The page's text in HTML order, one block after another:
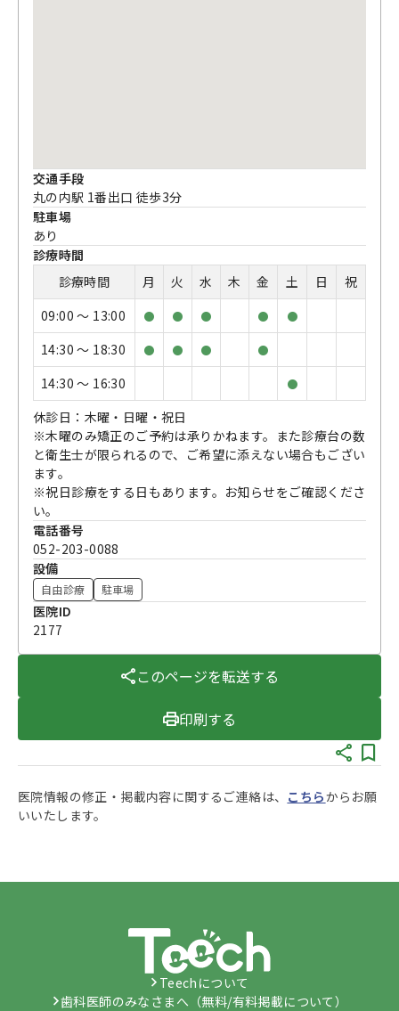
交通手段
丸の内駅 1番出口 徒歩3分
駐車場
あり
診療時間
診療時間
月 火 水 木 金 土 日
祝
09:00 〜 13:00
● ● ● ● ●
14:30 〜 18:30 ● ● ● ●
14:30 〜 16:30 ●
休診日：木曜・日曜・祝日
※木曜のみ矯正のご予約は承りかねます。また診療台の数
と衛生士が限られるので、ご希望に添えない場合もござい
ます。
※祝日診療をする日もあります。お知らせをご確認くださ
い。
電話番号
052-203-0088
設備
自由診療 駐車場
医院ID
2177
このページを転送する
印刷する
医院情報の修正・掲載内容に関するご連絡は、 こちらからお願
いいたします。
Teechについて
歯科医師のみなさまへ（無料/有料掲載について）